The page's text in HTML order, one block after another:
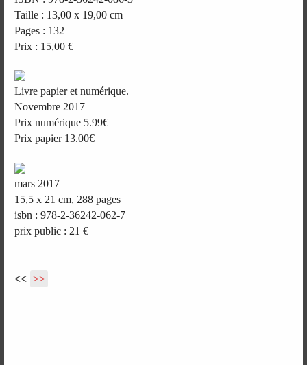
Taille : 13,00 x 19,00 cm
Pages : 132
Prix : 15,00 €
Livre papier et numérique.
Novembre 2017
Prix numérique 5.99€
Prix papier 13.00€
mars 2017
15,5 x 21 cm, 288 pages
isbn : 978-2-36242-062-7
prix public : 21 €
<< >>